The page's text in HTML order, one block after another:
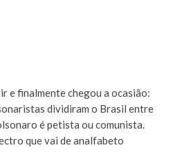
e finalmente chegou a ocasião:
dividiram o Brasil entre
é petista ou comunista.
que vai de analfabeto